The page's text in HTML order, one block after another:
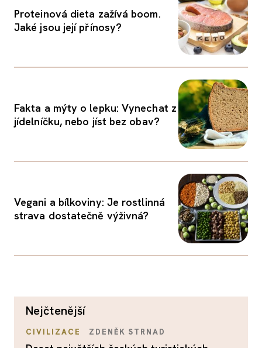
Proteinová dieta zažívá boom.
Jaké jsou její přínosy?
Fakta a mýty o lepku: Vynechat z
jídelníčku, nebo jíst bez obav?
Vegani a bílkoviny: Je rostlinná
strava dostatečně výživná?
nejčtenější
CIVILIZACE ZDENĚK STRNAD